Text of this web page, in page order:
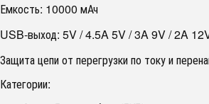
Емкость: 10000 мАч
USB-выход: 5V / 4.5A 5V / 3A 9V / 2A
Защита цепи от перегрузки по току и
Категории: